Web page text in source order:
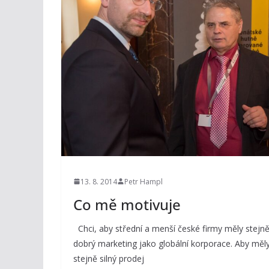
13. 8. 2014 Petr Hampl
Co mě motivuje
Chci, aby střední a menší české firmy měly stejně
dobrý marketing jako globální korporace. Aby
stejně silný prodej